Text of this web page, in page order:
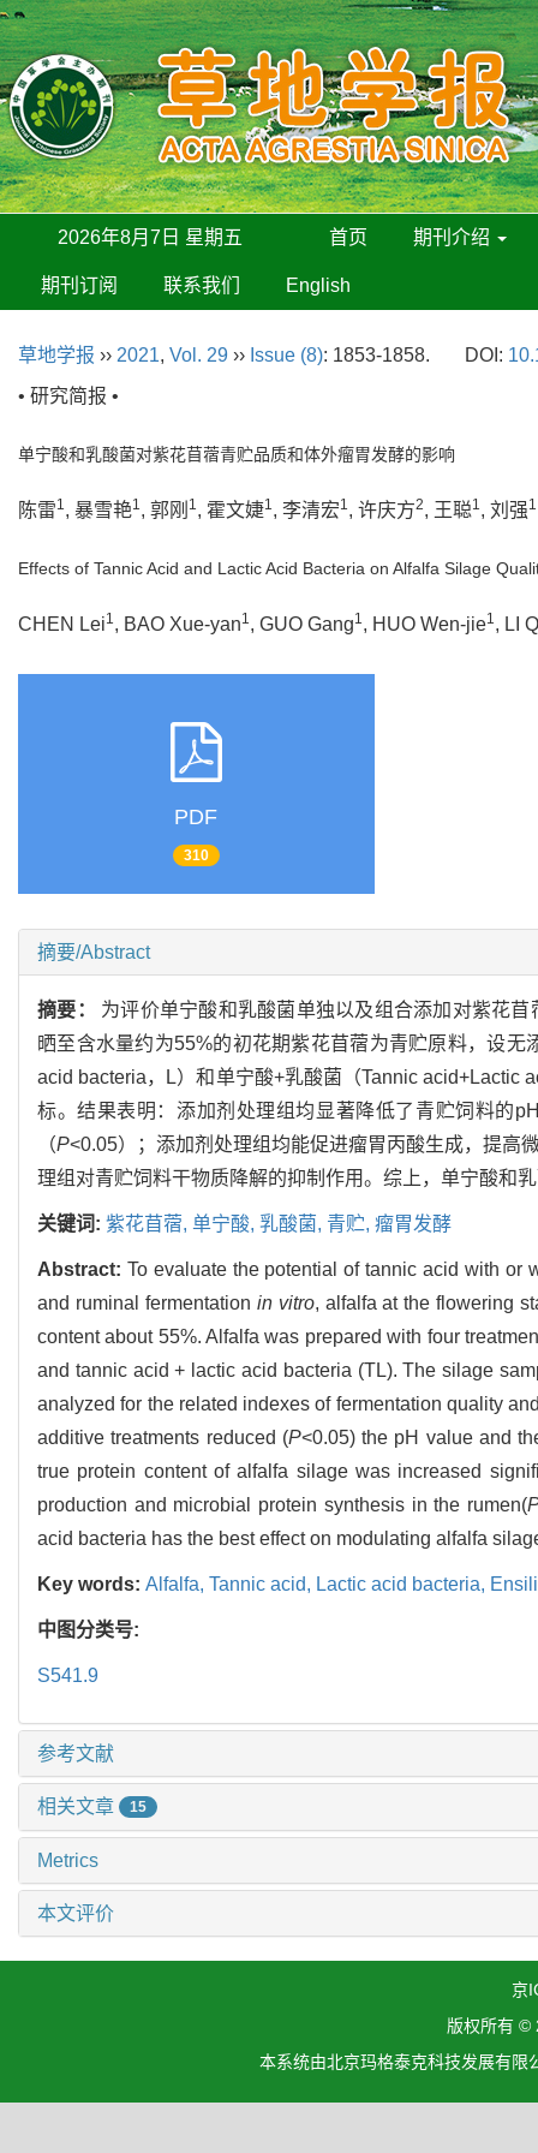
2026年8月7日 星期五 首页 期刊介绍
期刊订阅 联系我们 English
草地学报 ›› 2021, Vol. 29 ›› Issue (8): 1853-1858. DOI:
• 研究简报 •
单宁酸和乳酸菌对紫花苜蓿青贮品质和体外瘤胃发酵的影响
陈雷1, 暴雪艳1, 郭刚 1, 霍文婕1, 李清宏1, 许庆方2, 王聪1, 刘强1
Effects of Tannic Acid and Lactic Acid Bacteria on Alfalfa Silage
CHEN Lei1, BAO Xue-yan1, GUO Gang1, HUO Wen-jie1, LI
PDF
310
摘要/Abstract
摘要： 为评价单宁酸和乳酸菌单独以及组合添加对紫花苜
晒至含水量约为55%的初花期紫花苜蓿为青贮原料，设
acid bacteria，L）和单宁酸+乳酸菌（Tannic acid+Lactic
标。结果表明：添加剂处理组均显著降低了青贮饲料的
（P<0.05）；添加剂处理组均能促进瘤胃丙酸生成，提高
理组对青贮饲料干物质降解的抑制作用。综上，单宁酸和
关键词: 紫花苜蓿, 单宁酸, 乳酸菌, 青贮, 瘤胃发酵
Abstract: To evaluate the potential of tannic acid with or
and ruminal fermentation in vitro, alfalfa at the flowering
content about 55%. Alfalfa was prepared with four
and tannic acid + lactic acid bacteria (TL). The silage
analyzed for the related indexes of fermentation quality
additive treatments reduced (P<0.05) the pH value and
true protein content of alfalfa silage was increased
production and microbial protein synthesis in the rumen(
acid bacteria has the best effect on modulating alfalfa
Key words: Alfalfa, Tannic acid, Lactic acid bacteria,
中图分类号:
S541.9
参考文献
相关文章 15
Metrics
本文评价
京
版权所有 ©
本系统由北京玛格泰克科技发展有